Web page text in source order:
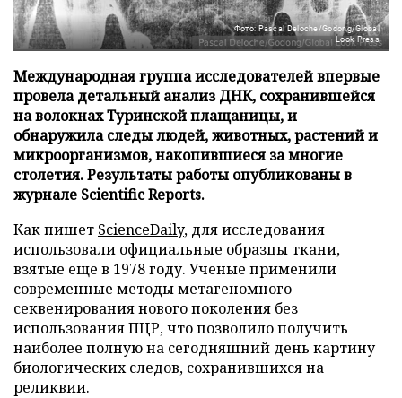
Фото: Pascal Deloche/Godong/Global
Look Press
Международная группа исследователей впервые
провела детальный анализ ДНК, сохранившейся
на волокнах Туринской плащаницы, и
обнаружила следы людей, животных, растений и
микроорганизмов, накопившиеся за многие
столетия. Результаты работы опубликованы в
журнале Scientific Reports.
Как пишет ScienceDaily, для исследования
использовали официальные образцы ткани,
взятые еще в 1978 году. Ученые применили
современные методы метагеномного
секвенирования нового поколения без
использования ПЦР, что позволило получить
наиболее полную на сегодняшний день картину
биологических следов, сохранившихся на
реликвии.